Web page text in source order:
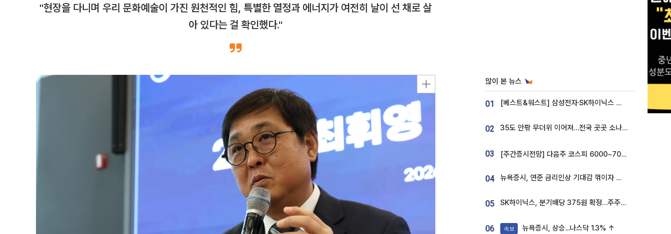
"현장을 다니며 우리 문화예술이 가진 원천적인 힘, 특별한 열정과 에너지가 여전히 날이 선 채로 살
아 있다는 걸 확인했다."
많이 본 뉴스
01 [베스트&워스트] 삼성전자·SK하이닉스 밀린 한 주…상상인증권은 85% 급등
02 35도 안팎 무더위 이어져…전국 곳곳 소나기 [오늘 날씨]
03 [주간증시전망] 다음주 코스피 6000~7000⋯“外人 수급은 정책이 변수”
04 뉴욕증시, 연준 금리인상 기대감 꺾이자 상승...S&P500 사상 최고치 [종합]
05 SK하이닉스, 분기배당 375원 확정…주주환원책 9월로 앞당겨 발표
06 속보 뉴욕증시, 상승...나스닥 1.3% ↑